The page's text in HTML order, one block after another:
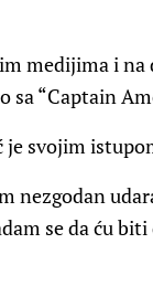
medijima i na
sa “Captain
je svojim
nezgodan
se da ću